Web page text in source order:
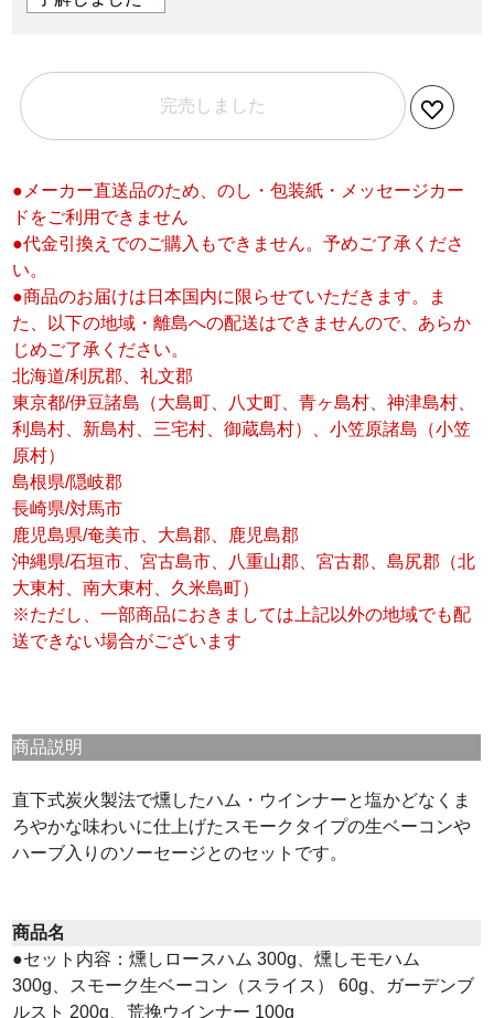
完売しました
●メーカー直送品のため、のし・包装紙・メッセージカー
ドをご利用できません
●代金引換えでのご購入もできません。予めご了承くださ
い。
●商品のお届けは日本国内に限らせていただきます。ま
た、以下の地域・離島への配送はできませんので、あらか
じめご了承ください。
北海道/利尻郡、礼文郡
東京都/伊豆諸島（大島町、八丈町、青ヶ島村、神津島村、
利島村、新島村、三宅村、御蔵島村）、小笠原諸島（小笠
原村）
島根県/隠岐郡
長崎県/対馬市
鹿児島県/奄美市、大島郡、鹿児島郡
沖縄県/石垣市、宮古島市、八重山郡、宮古郡、島尻郡（北
大東村、南大東村、久米島町）
※ただし、一部商品におきましては上記以外の地域でも配
送できない場合がございます
商品説明
直下式炭火製法で燻したハム・ウインナーと塩かどなくま
ろやかな味わいに仕上げたスモークタイプの生ベーコンや
ハーブ入りのソーセージとのセットです。
商品名
●セット内容：燻しロースハム 300g、燻しモモハム
300g、スモーク生ベーコン（スライス） 60g、ガーデンブ
ルスト 200g、荒挽ウインナー 100g